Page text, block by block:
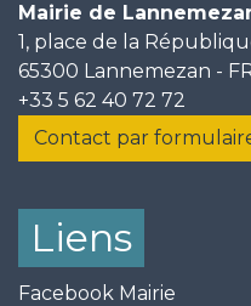
Mairie de
1, place de la
65300 Lannemezan -
+33 5 62 40 72 72
Contact par
Liens
Facebook Mairie